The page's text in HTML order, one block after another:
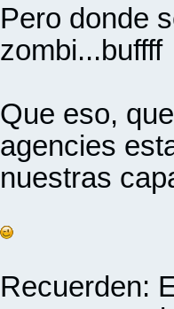
Pero donde
zombi...buffff
Que eso,
agencies
nuestras
Recuerden: